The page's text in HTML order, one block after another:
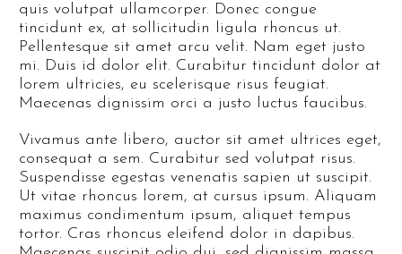
quis volutpat ullamcorper. Donec congue
tincidunt ex, at sollicitudin ligula rhoncus ut.
Pellentesque sit amet arcu velit. Nam eget justo
mi. Duis id dolor elit. Curabitur tincidunt dolor at
lorem ultricies, eu scelerisque risus feugiat.
Maecenas dignissim orci a justo luctus faucibus.
Vivamus ante libero, auctor sit amet ultrices eget,
consequat a sem. Curabitur sed volutpat risus.
Suspendisse egestas venenatis sapien ut suscipit.
Ut vitae rhoncus lorem, at cursus ipsum. Aliquam
maximus condimentum ipsum, aliquet tempus
tortor. Cras rhoncus eleifend dolor in dapibus.